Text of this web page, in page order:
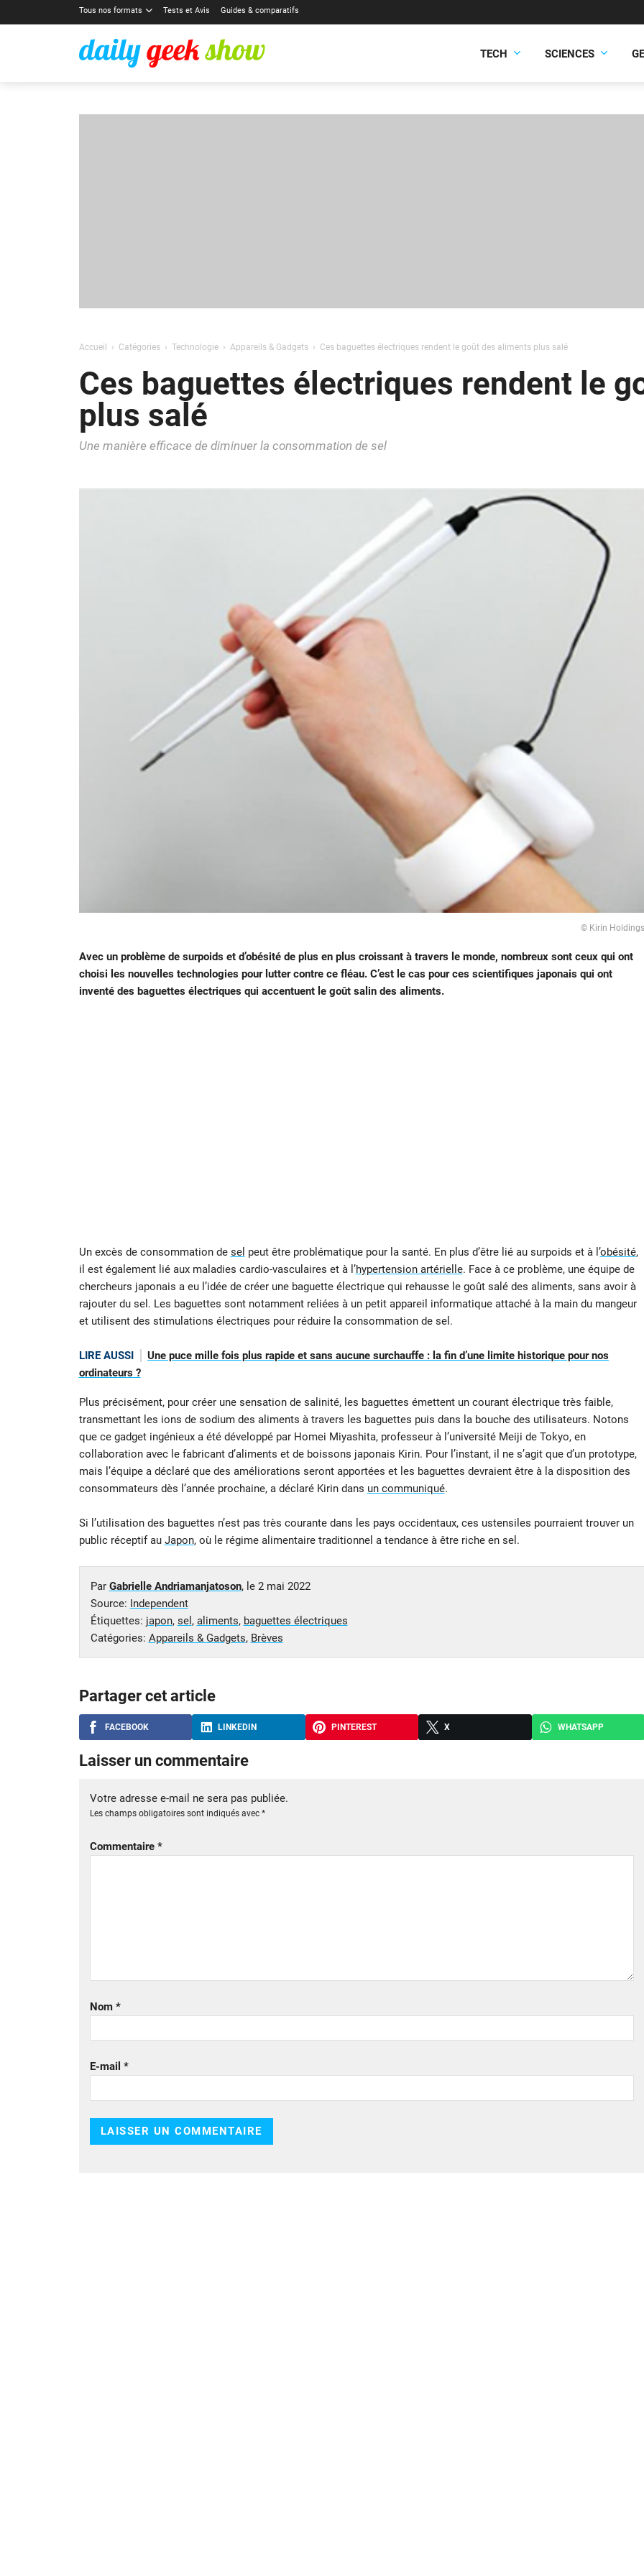
Tous nos formats Tests et Avis Guides & comparatifs
TECH SCIENCES
Accueil Catégories Technologie Appareils & Gadgets Ces baguettes électriques rendent le goût des aliments plus salé
Ces baguettes électriques rendent le
plus salé
Une manière efficace de diminuer la consommation de sel
© Kirin Holdings
Avec un problème de surpoids et d’obésité de plus en plus croissant à travers le monde, nombreux sont ceux qui ont
choisi les nouvelles technologies pour lutter contre ce fléau. C’est le cas pour ces scientifiques japonais qui ont
inventé des baguettes électriques qui accentuent le goût salin des aliments.
Un excès de consommation de sel peut être problématique pour la santé. En plus d’être lié au surpoids et à l’obésité,
il est également lié aux maladies cardio-vasculaires et à l’hypertension artérielle. Face à ce problème, une équipe de
chercheurs japonais a eu l’idée de créer une baguette électrique qui rehausse le goût salé des aliments, sans avoir à
rajouter du sel. Les baguettes sont notamment reliées à un petit appareil informatique attaché à la main du mangeur
et utilisent des stimulations électriques pour réduire la consommation de sel.
LIRE AUSSI
Une puce mille fois plus rapide et sans aucune surchauffe : la fin d’une limite historique pour nos
ordinateurs ?
Plus précisément, pour créer une sensation de salinité, les baguettes émettent un courant électrique très faible,
transmettant les ions de sodium des aliments à travers les baguettes puis dans la bouche des utilisateurs. Notons
que ce gadget ingénieux a été développé par Homei Miyashita, professeur à l’université Meiji de Tokyo, en
collaboration avec le fabricant d’aliments et de boissons japonais Kirin. Pour l’instant, il ne s’agit que d’un prototype,
mais l’équipe a déclaré que des améliorations seront apportées et les baguettes devraient être à la disposition des
consommateurs dès l’année prochaine, a déclaré Kirin dans un communiqué.
Si l’utilisation des baguettes n’est pas très courante dans les pays occidentaux, ces ustensiles pourraient trouver un
public réceptif au Japon, où le régime alimentaire traditionnel a tendance à être riche en sel.
Par Gabrielle Andriamanjatoson, le 2 mai 2022
Source: Independent
Étiquettes: japon, sel , aliments, baguettes électriques
Catégories: Appareils & Gadgets, Brèves
Partager cet article
FACEBOOK LINKEDIN PINTEREST X WHATSAPP
Laisser un commentaire
Votre adresse e-mail ne sera pas publiée.
Les champs obligatoires sont indiqués avec *
Commentaire *
Nom *
E-mail *